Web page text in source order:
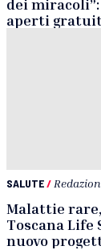
dei
aperti
SALUTE/
Malattie
Toscana Life
nuovo